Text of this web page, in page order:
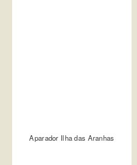
Aparador Ilha das Aranhas